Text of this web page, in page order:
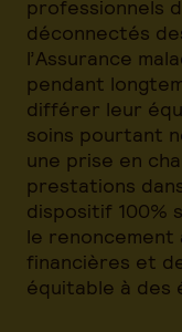
professionnels
déconnectés
l’Assurance
pendant
différer leur
soins pourtant
une prise en
prestations
dispositif 100%
le renoncement
financières et
équitable à des